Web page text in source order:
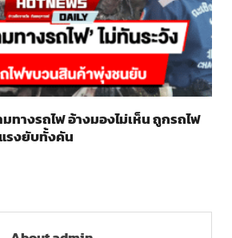
ทางรถไฟ อ้างมองไม่เห็น ถูกรถไฟ
รงยับทั้งคัน